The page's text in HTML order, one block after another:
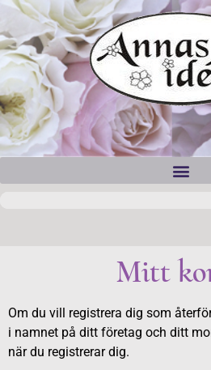
Mitt
Om du vill registrera dig som
i namnet på ditt företag och ditt
när du registrerar dig.